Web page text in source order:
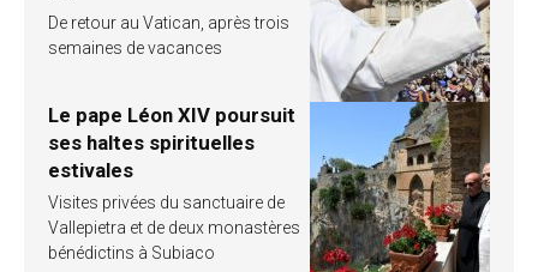
De retour au Vatican, après trois
semaines de vacances
Le pape Léon XIV poursuit
ses haltes spirituelles
estivales
Visites privées du sanctuaire de
Vallepietra et de deux monastères
bénédictins à Subiaco